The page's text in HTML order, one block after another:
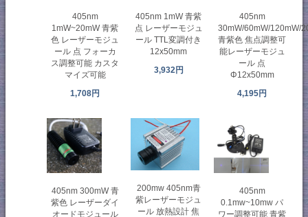
405nm
1mW~20mW 青紫
色 レーザーモジュ
ール 点 フォーカ
ス調整可能 カスタ
マイズ可能
1,708円
405nm 1mW 青紫
点 レーザーモジュ
ール TTL変調付き
12x50mm
3,932円
405nm
30mW/60mW/120mW/
青紫色 焦点調整可
能レーザーモジュ
ール 点
Φ12x50mm
4,195円
405nm 300mW 青
紫色 レーザーダイ
オードモジュール
200mw 405nm青
紫レーザーモジュ
ール 放熱設計 焦
405nm
0.1mw~10mw パ
ワー調整可能 青紫